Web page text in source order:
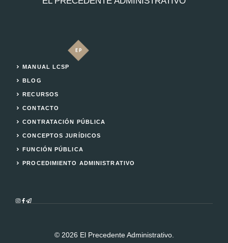
MANUAL LCSP
BLOG
RECURSOS
CONTACTO
CONTRATACIÓN PÚBLICA
CONCEPTOS JURÍDICOS
FUNCIÓN PÚBLICA
PROCEDIMIENTO ADMINISTRATIVO
© 2026 El Precedente Administrativo.